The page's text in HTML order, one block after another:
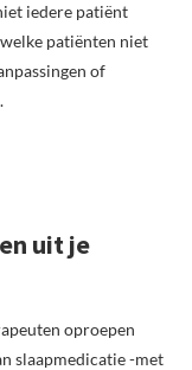
iedere patiënt
patiënten niet
of
uit je
oproepen
slaapmedicatie -met